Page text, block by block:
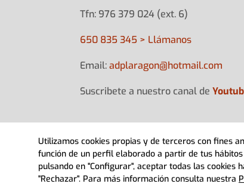
Tfn: 976 379 024 (ext. 6)
650 835 345 > Llámanos
Email:adplaragon@hotmail.com
Suscribete a nuestro canal de
© 2022 Adpla Aragón> Diseño Web
Utilizamos cookies propias y de terceros con fines
función de un perfil elaborado a partir de tus
pulsando en "Configurar", aceptar todas las cookies
"Rechazar". Para más información consulta nuestra